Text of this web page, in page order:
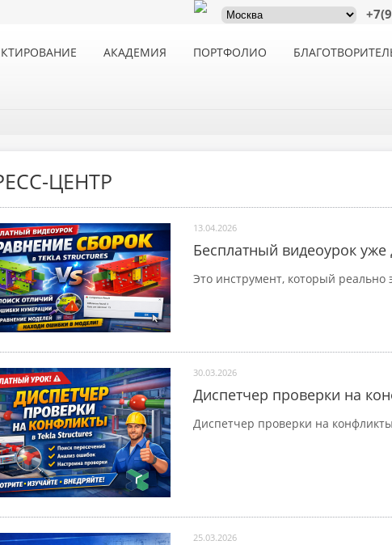
АКАДЕМИЯ ПОРТФОЛИО
ЦЕНТР
13.04.2026
Бесплатный видеоурок уже
Это инструмент, который
30.03.2026
Диспетчер проверки на
Диспетчер проверки на
25.03.2026